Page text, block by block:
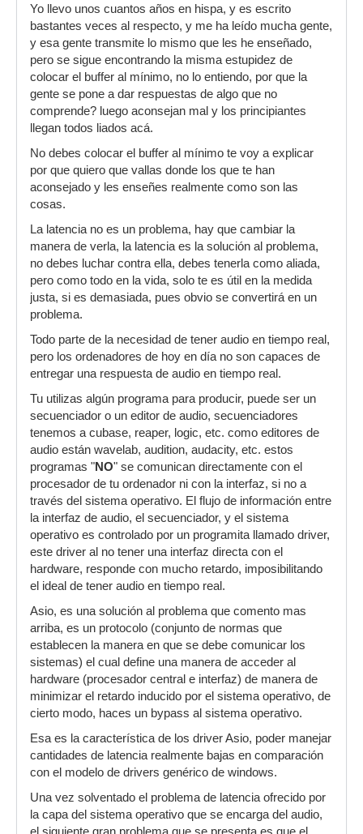
Yo llevo unos cuantos años en hispa, y es escrito
bastantes veces al respecto, y me ha leído mucha gente,
y esa gente transmite lo mismo que les he enseñado,
pero se sigue encontrando la misma estupidez de
colocar el buffer al mínimo, no lo entiendo, por que la
gente se pone a dar respuestas de algo que no
comprende? luego aconsejan mal y los principiantes
llegan todos liados acá.
No debes colocar el buffer al mínimo te voy a explicar
por que quiero que vallas donde los que te han
aconsejado y les enseñes realmente como son las
cosas.
La latencia no es un problema, hay que cambiar la
manera de verla, la latencia es la solución al problema,
no debes luchar contra ella, debes tenerla como aliada,
pero como todo en la vida, solo te es útil en la medida
justa, si es demasiada, pues obvio se convertirá en un
problema.
Todo parte de la necesidad de tener audio en tiempo real,
pero los ordenadores de hoy en día no son capaces de
entregar una respuesta de audio en tiempo real.
Tu utilizas algún programa para producir, puede ser un
secuenciador o un editor de audio, secuenciadores
tenemos a cubase, reaper, logic, etc. como editores de
audio están wavelab, audition, audacity, etc. estos
programas "NO" se comunican directamente con el
procesador de tu ordenador ni con la interfaz, si no a
través del sistema operativo. El flujo de información entre
la interfaz de audio, el secuenciador, y el sistema
operativo es controlado por un programita llamado driver,
este driver al no tener una interfaz directa con el
hardware, responde con mucho retardo, imposibilitando
el ideal de tener audio en tiempo real.
Asio, es una solución al problema que comento mas
arriba, es un protocolo (conjunto de normas que
establecen la manera en que se debe comunicar los
sistemas) el cual define una manera de acceder al
hardware (procesador central e interfaz) de manera de
minimizar el retardo inducido por el sistema operativo, de
cierto modo, haces un bypass al sistema operativo.
Esa es la característica de los driver Asio, poder manejar
cantidades de latencia realmente bajas en comparación
con el modelo de drivers genérico de windows.
Una vez solventado el problema de latencia ofrecido por
la capa del sistema operativo que se encarga del audio,